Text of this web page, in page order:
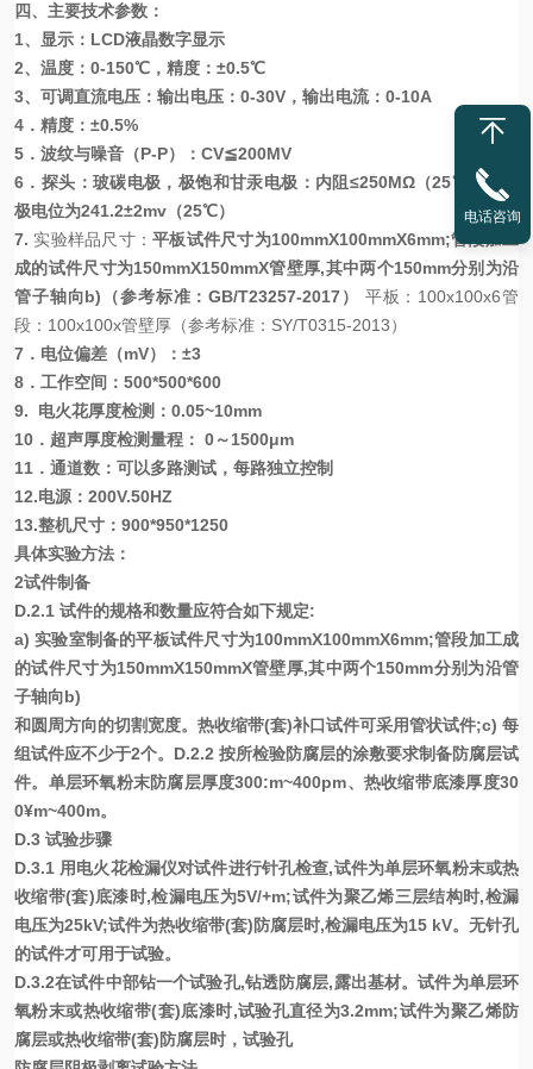
四、主要技术参数：
1、显示：LCD液晶数字显示
2、温度：0-150℃，精度：±0.5℃
3、可调直流电压：输出电压：0-30V，输出电流：0-10A
4．精度：±0.5%
5．波纹与噪音（P-P）：CV≦200MV
6．探头：玻碳电极，极饱和甘汞电极：内阻≤250MΩ（25℃），电
极电位为241.2±2mv（25℃）
7. 实验样品尺寸：平板试件尺寸为100mmX100mmX6mm;管段加工
成的试件尺寸为150mmX150mmX管壁厚,其中两个150mm分别为沿
管子轴向b)（参考标准：GB/T23257-2017） 平板：100x100x6管
段：100x100x管壁厚（参考标准：SY/T0315-2013）
7．电位偏差（mV）：±3
8．工作空间：500*500*600
9. 电火花厚度检测：0.05~10mm
10．超声厚度检测量程： 0～1500μm
11．通道数：可以多路测试，每路独立控制
12.电源：200V.50HZ
13.整机尺寸：900*950*1250
具体实验方法：
2试件制备
D.2.1 试件的规格和数量应符合如下规定:
a) 实验室制备的平板试件尺寸为100mmX100mmX6mm;管段加工成
的试件尺寸为150mmX150mmX管壁厚,其中两个150mm分别为沿管
子轴向b)
和圆周方向的切割宽度。热收缩带(套)补口试件可采用管状试件;c) 每
组试件应不少于2个。D.2.2 按所检验防腐层的涂敷要求制备防腐层试
件。单层环氧粉末防腐层厚度300:m~400pm、热收缩带底漆厚度30
0¥m~400m。
D.3 试验步骤
D.3.1 用电火花检漏仪对试件进行针孔检查,试件为单层环氧粉末或热
收缩带(套)底漆时,检漏电压为5V/+m;试件为聚乙烯三层结构时,检漏
电压为25kV;试件为热收缩带(套)防腐层时,检漏电压为15 kV。无针孔
的试件才可用于试验。
D.3.2在试件中部钻一个试验孔,钻透防腐层,露出基材。试件为单层环
氧粉末或热收缩带(套)底漆时,试验孔直径为3.2mm;试件为聚乙烯防
腐层或热收缩带(套)防腐层时，试验孔
电话咨询